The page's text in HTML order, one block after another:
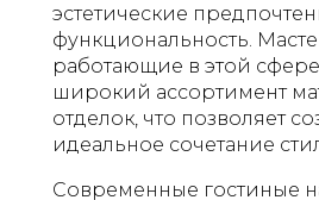
эстетические
функциональность.
работающие в этой
широкий ассортимент
отделок, что позволяет
идеальное сочетание
Современные гостиные